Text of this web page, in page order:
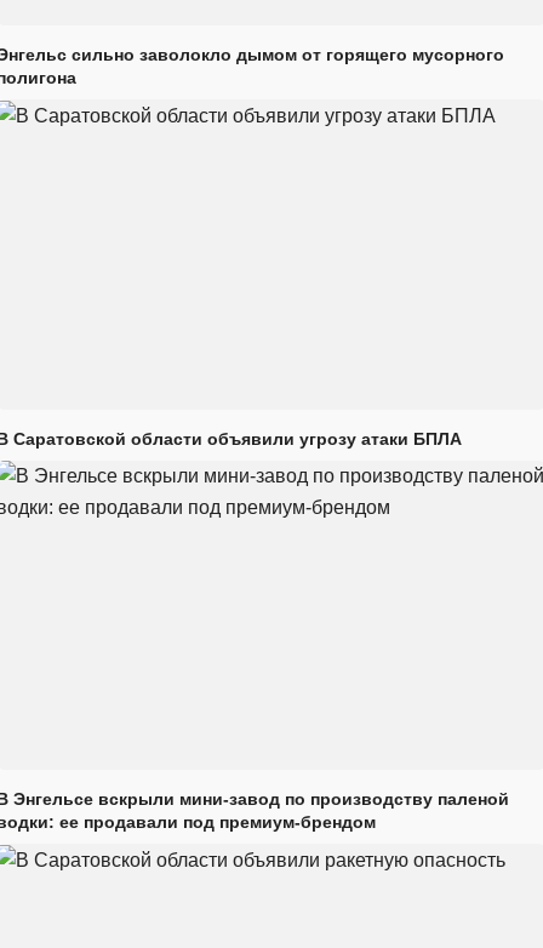
сильно заволокло дымом от горящего мусорного
Саратовской области объявили угрозу атаки БПЛА
Энгельсе вскрыли мини-завод по производству паленой
ее продавали под премиум-брендом